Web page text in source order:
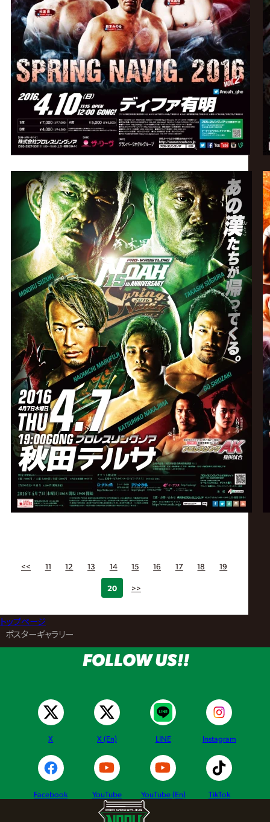
<< 11 12 13 14 15 16 17 18 19
20 >>
トップページ
ポスターギャラリー
FOLLOW US!!
X X (En) LINE Instagram
Facebook YouTube YouTube (En) TikTok